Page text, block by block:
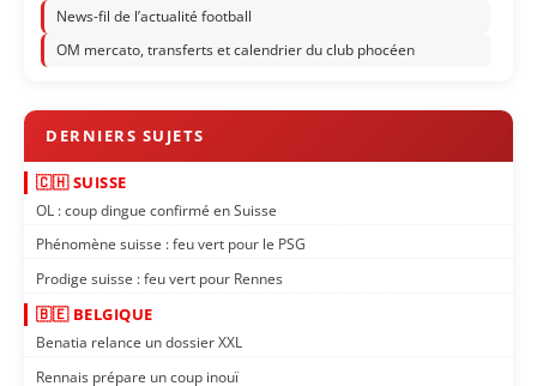
News-fil de l’actualité football
OM mercato, transferts et calendrier du club phocéen
🇨🇭 SUISSE
OL : coup dingue confirmé en Suisse
Phénomène suisse : feu vert pour le PSG
Prodige suisse : feu vert pour Rennes
🇧🇪 BELGIQUE
Benatia relance un dossier XXL
Rennais prépare un coup inouï